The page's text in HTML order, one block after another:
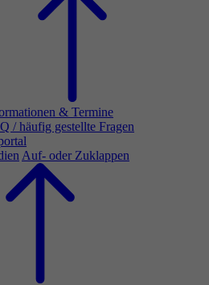
& Termine
/ häufig gestellte Fragen
Auf- oder Zuklappen